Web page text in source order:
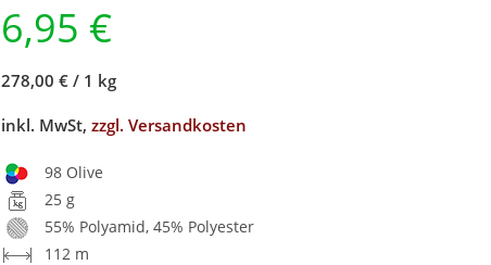
6,95 €
278,00 € / 1 kg
inkl. MwSt,zzgl. Versandkosten
98 Olive
25 g
55% Polyamid, 45% Polyester
112 m